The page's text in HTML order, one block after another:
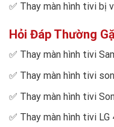
✅ Thay màn hình tivi bị
Hỏi Đáp Thường
✅ Thay màn hình tivi
✅ Thay màn hình tivi
✅ Thay màn hình tivi
✅ Thay màn hình tivi